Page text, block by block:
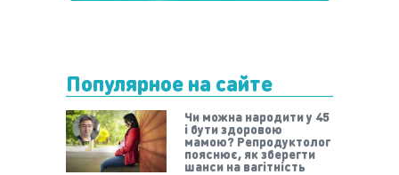
Популярное на сайте
Чи можна народити у 45
і бути здоровою
мамою? Репродуктолог
пояснює, як зберегти
шанси на вагітність